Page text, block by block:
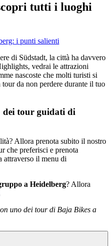
tutti i luoghi
i punti salienti
di Südstadt, la città ha davvero
vedrai le attrazioni
nascoste che molti turisti si
da non perdere durante il tuo
dei tour guidati di
Allora prenota subito il nostro
che preferisci e prenota
attraverso il menu di
a Heidelberg? Allora
uno dei tour di Baja Bikes a